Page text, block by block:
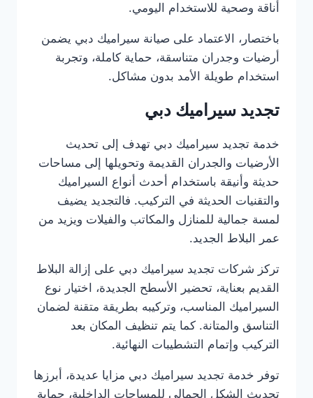
أناقة وصحية للاستخدام اليومي.
باختصار، الاعتماد على صيانة سيراميك دبي يضمن
أرضيات وجدران متناسقة، حماية كاملة، وتجربة
استخدام طويلة الأمد بدون مشاكل.
تجديد سيراميك دبي
خدمة تجديد سيراميك دبي تهدف إلى تحديث
الأرضيات والجدران القديمة وتحويلها إلى مساحات
حديثة وأنيقة باستخدام أحدث أنواع السيراميك
والتقنيات الحديثة في التركيب. فالتجديد يضيف
لمسة جمالية للمنازل والمكاتب والفيلات ويزيد من
عمر البلاط الجديد.
تركز شركات تجديد سيراميك دبي على إزالة البلاط
القديم بعناية، تحضير الأسطح الجديدة، اختيار نوع
السيراميك المناسب، وتركيبه بطريقة متقنة لضمان
التناسق والمتانة. كما يتم تنظيف المكان بعد
التركيب وإتمام التشطيبات النهائية.
توفر خدمة تجديد سيراميك دبي مزايا عديدة، أبرزها
تحديث الشكل الجمالي للمساحات الداخلية، حماية